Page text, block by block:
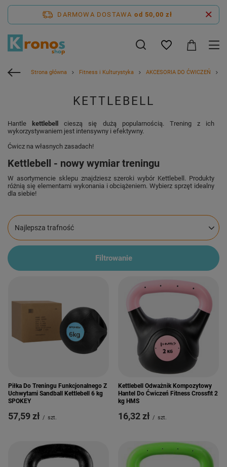
DARMOWA DOSTAWA od 50,00 zł
Strona główna Fitness i Kulturystyka AKCESORIA DO ĆWICZEŃ
KETTLEBELL
Hantle kettlebell
cieszą się dużą popularnością. Trening z ich
wykorzystywaniem jest intensywny i efektywny.
Ćwicz na własnych zasadach!
Kettlebell - nowy wymiar treningu
W asortymencie sklepu znajdziesz szeroki wybór Kettlebell. Produkty
różnią się elementami wykonania i obciążeniem. Wybierz sprzęt idealny
dla siebie!
Zmień sortowanie
Najlepsza trafność
Filtrowanie
Piłka Do Treningu Funkcjonalnego Z
Uchwytami Sandball Kettlebell 6 kg
SPOKEY
57,59 zł / szt.
Kettlebell Odważnik Kompozytowy
Hantel Do Ćwiczeń Fitness Crossfit 2
kg HMS
16,32 zł / szt.